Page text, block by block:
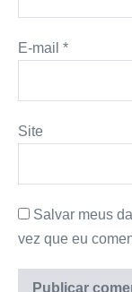
E-mail *
Site
Salvar meus
vez que eu